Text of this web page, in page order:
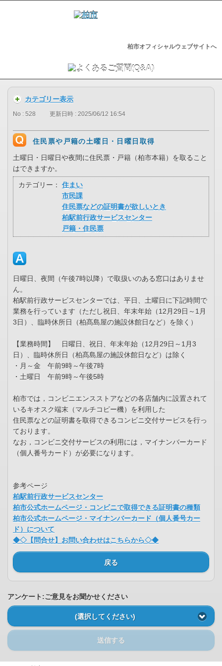
柏市オフィシャルウェブサイトへ
カテゴリー表示
No : 528 更新日時 : 2025/06/12 16:54
住民票や戸籍の土曜日・日曜日取得
土曜日・日曜日や夜間に住民票・戸籍（柏市本籍）を取ること
はできますか。
カテゴリー：
住まい
市民課
住民票などの証明書が欲しいとき
柏駅前行政サービスセンター
戸籍・住民票
日曜日、夜間（午後7時以降）で取扱いのある窓口はありませ
ん。
柏駅前行政サービスセンターでは、平日、土曜日に下記時間で
業務を行っています（ただし祝日、年末年始（12月29日～1月
3日）、臨時休所日（柏髙島屋の施設休館日など）を除く）
【業務時間】 日曜日、祝日、年末年始（12月29日～1月3
日）、臨時休所日（柏髙島屋の施設休館日など）は除く
・月～金 午前9時～午後7時
・土曜日 午前9時～午後5時
柏市では，コンビニエンスストアなどの各店舗内に設置されて
いるキオスク端末（マルチコピー機）を利用した
住民票などの証明書を取得できるコンビニ交付サービスを行っ
ております。
なお，コンビニ交付サービスの利用には，マイナンバーカード
（個人番号カード）が必要になります。
参考ページ
柏駅前行政サービスセンター
柏市公式ホームページ・コンビニで取得できる証明書の種類
柏市公式ホームページ・マイナンバーカード（個人番号カー
ド）について
◆◇【問合せ】お問い合わせはこちらから◇◆
戻る
アンケート:ご意見をお聞かせください
(選択してください)
送信する